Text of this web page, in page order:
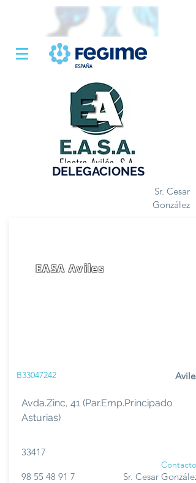
DELEGACIONES
Sr. Cesar
González
EASA Aviles
B33047242 Aviles
Avda.Zinc, 41 (Par.Emp.Principado
Asturias)
33417
Contacto
98 55 48 91 7
Sr. Cesar González